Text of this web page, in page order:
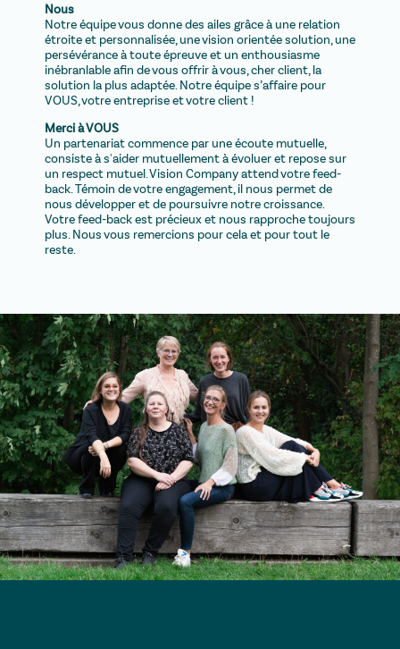
Nous
Notre équipe vous donne des ailes grâce à une relation
étroite et personnalisée, une vision orientée solution, une
persévérance à toute épreuve et un enthousiasme
inébranlable afin de vous offrir à vous, cher client, la
solution la plus adaptée. Notre équipe s’affaire pour
VOUS, votre entreprise et votre client !
Merci à VOUS
Un partenariat commence par une écoute mutuelle,
consiste à s'aider mutuellement à évoluer et repose sur
un respect mutuel. Vision Company attend votre feed-
back. Témoin de votre engagement, il nous permet de
nous développer et de poursuivre notre croissance.
Votre feed-back est précieux et nous rapproche toujours
plus. Nous vous remercions pour cela et pour tout le
reste.